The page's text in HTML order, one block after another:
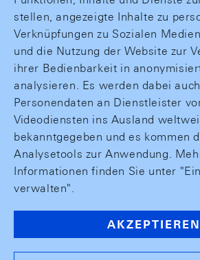
stellen, angezeigte Inhalte zu
Verknüpfungen zu Sozialen
und die Nutzung der Website zur
ihrer Bedienbarkeit in
analysieren. Es werden dabei auch
Personendaten an Dienstleister
Videodiensten ins Ausland
bekanntgegeben und es kommen
Analysetools zur Anwendung.
Informationen finden Sie unter
verwalten".
AKZEPTIEREN